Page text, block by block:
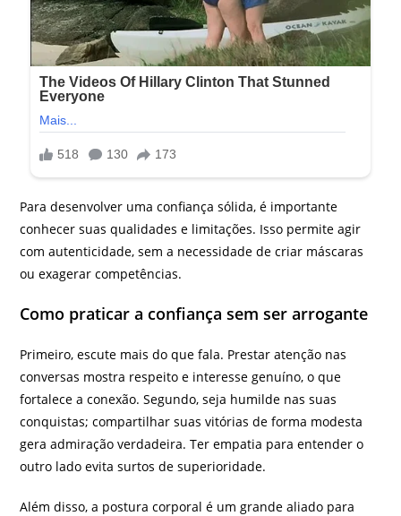
Para desenvolver uma confiança sólida, é importante
conhecer suas qualidades e limitações. Isso permite agir
com autenticidade, sem a necessidade de criar máscaras
ou exagerar competências.
Como praticar a confiança sem ser arrogante
Primeiro, escute mais do que fala. Prestar atenção nas
conversas mostra respeito e interesse genuíno, o que
fortalece a conexão. Segundo, seja humilde nas suas
conquistas; compartilhar suas vitórias de forma modesta
gera admiração verdadeira. Ter empatia para entender o
outro lado evita surtos de superioridade.
Além disso, a postura corporal é um grande aliado para